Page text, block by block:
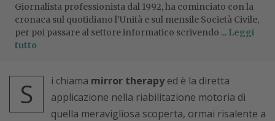
Giornalista professionista dal 1992, ha cominciato con la
cronaca sul quotidiano l’Unità e sul mensile Società Civile,
per poi passare al settore informatico scrivendo ... Leggi
tutto
S i chiama mirror therapyed è la diretta
applicazione nella riabilitazione motoria di
quella meravigliosa scoperta, ormai risalente a